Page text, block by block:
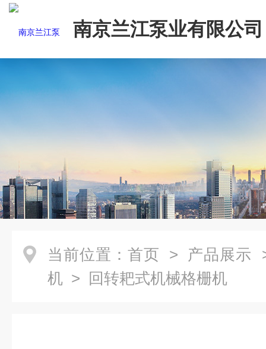
南京兰江泵业有限公司
当前位置： 首页 > 产品展示
机 > 回转耙式机械格栅机